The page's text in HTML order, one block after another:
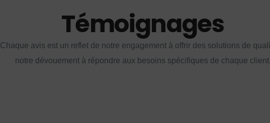
Témoignages
Chaque avis est un reflet de notre engagement à offrir des solutions de
notre dévouement à répondre aux besoins spécifiques de chaque client.